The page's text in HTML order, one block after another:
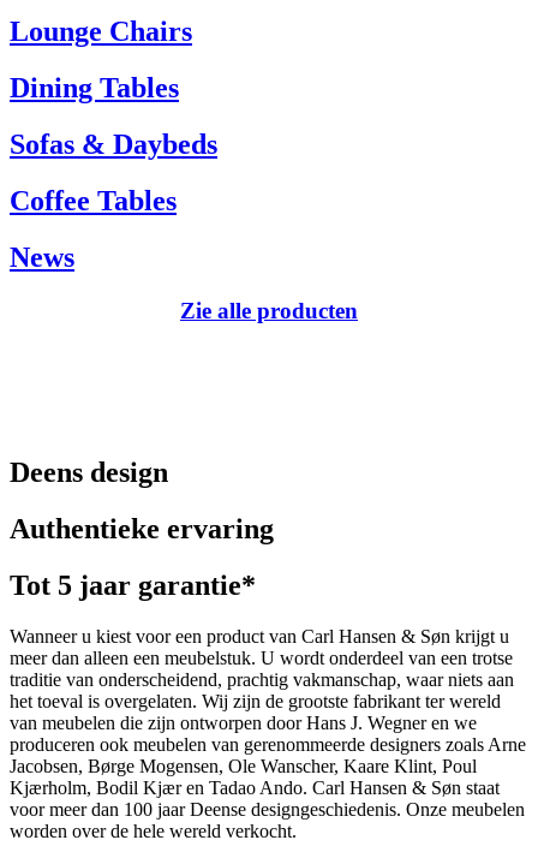
Tel.: +45 66 12 14 04
info@carlhansen.dk
Lounge Chairs
Dining Tables
Sofas & Daybeds
Coffee Tables
News
Zie alle producten
Deens design
Authentieke ervaring
Tot 5 jaar garantie*
Wanneer u kiest voor een product van Carl Hansen & Søn krijgt u
meer dan alleen een meubelstuk. U wordt onderdeel van een trotse
traditie van onderscheidend, prachtig vakmanschap, waar niets aan
het toeval is overgelaten. Wij zijn de grootste fabrikant ter wereld
van meubelen die zijn ontworpen door Hans J. Wegner en we
produceren ook meubelen van gerenommeerde designers zoals Arne
Jacobsen, Børge Mogensen, Ole Wanscher, Kaare Klint, Poul
Kjærholm, Bodil Kjær en Tadao Ando. Carl Hansen & Søn staat
voor meer dan 100 jaar Deense designgeschiedenis. Onze meubelen
worden over de hele wereld verkocht.